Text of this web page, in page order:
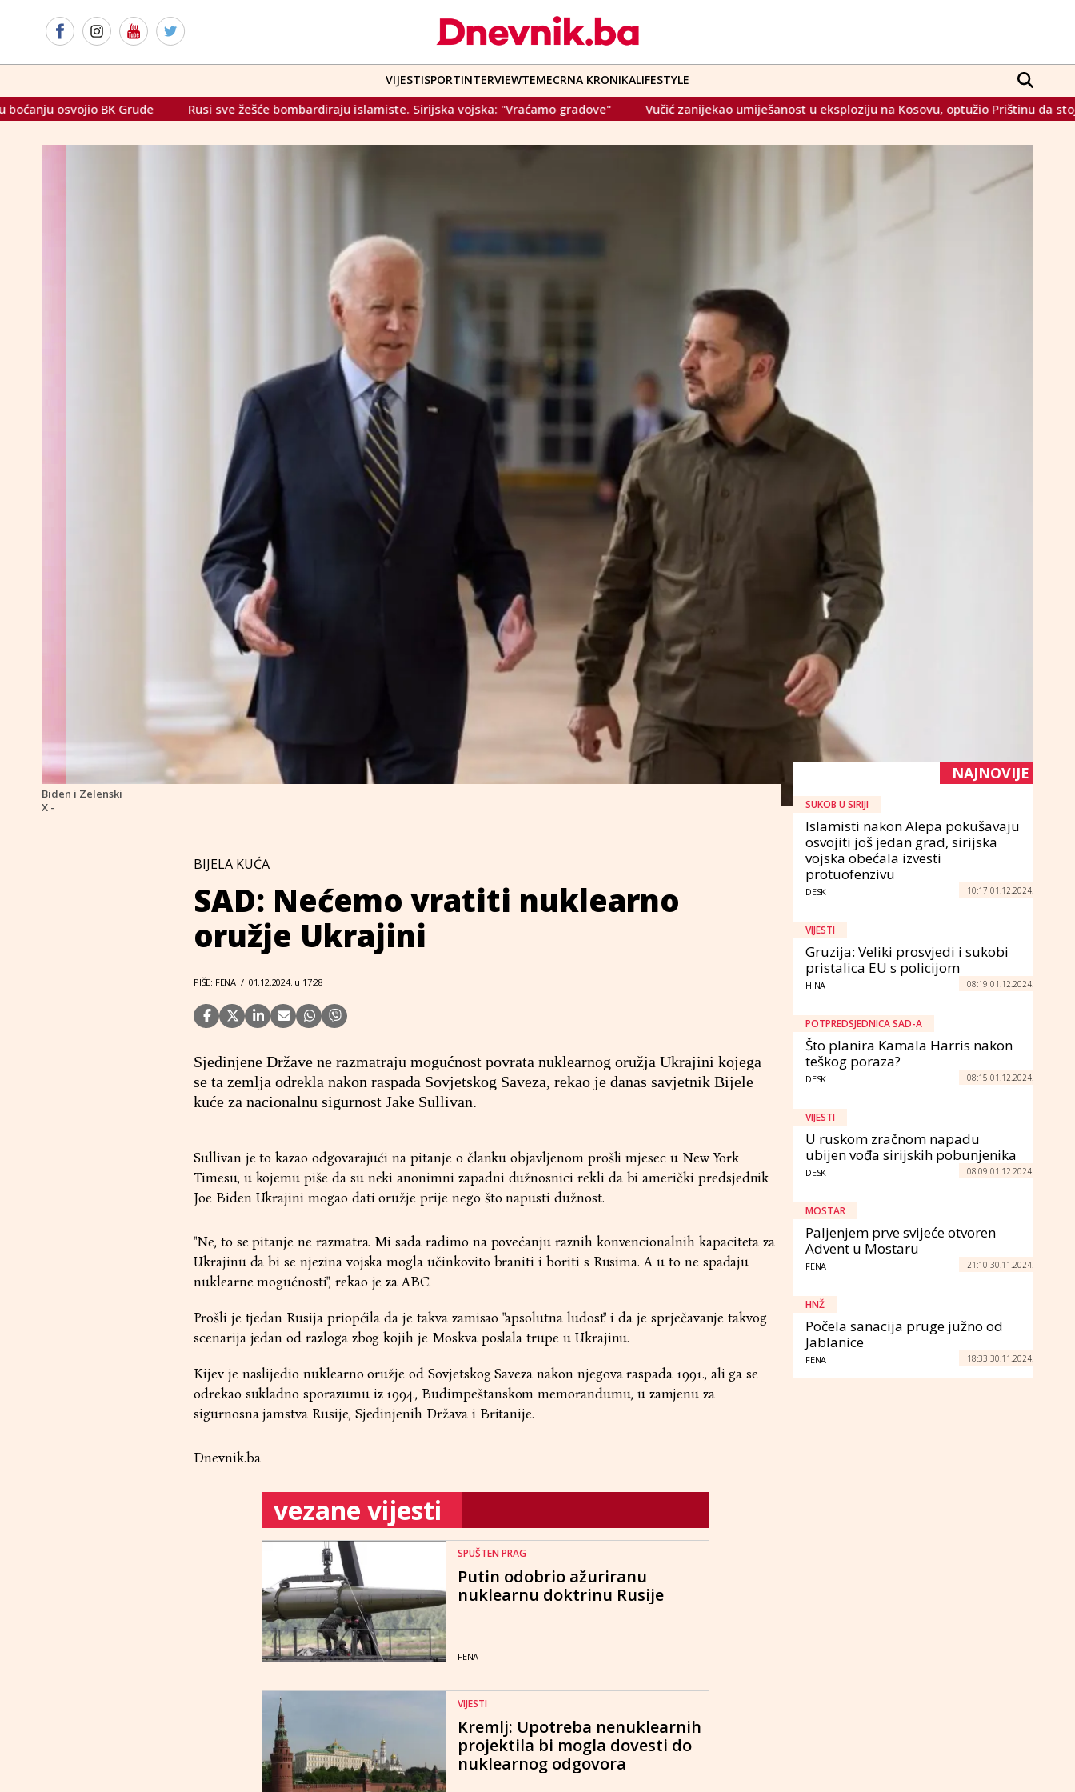
VIJESTISPORTINTERVIEWTEMECRNA KRONIKALIFESTYLE
Grude Rusi sve žešće bombardiraju islamiste. Sirijska vojska: "Vraćamo gradove" Vučić zanijekao umiješanost u eksploziju na Kosovu, optužio Prištinu da stoji iza napada
Biden i Zelenski
X -
BIJELA KUĆA
SAD: Nećemo vratiti nuklearno
oružje Ukrajini
PIŠE: FENA / 01.12.2024. u 17:28
Sjedinjene Države ne razmatraju mogućnost povrata nuklearnog oružja Ukrajini kojega
se ta zemlja odrekla nakon raspada Sovjetskog Saveza, rekao je danas savjetnik Bijele
kuće za nacionalnu sigurnost Jake Sullivan.
Sullivan je to kazao odgovarajući na pitanje o članku objavljenom prošli mjesec u New York
Timesu, u kojemu piše da su neki anonimni zapadni dužnosnici rekli da bi američki predsjednik
Joe Biden Ukrajini mogao dati oružje prije nego što napusti dužnost.
"Ne, to se pitanje ne razmatra. Mi sada radimo na povećanju raznih konvencionalnih kapaciteta za
Ukrajinu da bi se njezina vojska mogla učinkovito braniti i boriti s Rusima. A u to ne spadaju
nuklearne mogućnosti", rekao je za ABC.
Prošli je tjedan Rusija priopćila da je takva zamisao "apsolutna ludost" i da je sprječavanje takvog
scenarija jedan od razloga zbog kojih je Moskva poslala trupe u Ukrajinu.
Kijev je naslijedio nuklearno oružje od Sovjetskog Saveza nakon njegova raspada 1991., ali ga se
odrekao sukladno sporazumu iz 1994., Budimpeštanskom memorandumu, u zamjenu za
sigurnosna jamstva Rusije, Sjedinjenih Država i Britanije.
Dnevnik.ba
vezane vijesti
SPUŠTEN PRAG
Putin odobrio ažuriranu
nuklearnu doktrinu Rusije
FENA
VIJESTI
Kremlj: Upotreba nenuklearnih
projektila bi mogla dovesti do
nuklearnog odgovora
NAJNOVIJE
SUKOB U SIRIJI
Islamisti nakon Alepa pokušavaju
osvojiti još jedan grad, sirijska
vojska obećala izvesti
protuofenzivu
DESK 10:17 01.12.2024.
VIJESTI
Gruzija: Veliki prosvjedi i sukobi
pristalica EU s policijom
HINA 08:19 01.12.2024.
POTPREDSJEDNICA SAD-A
Što planira Kamala Harris nakon
teškog poraza?
DESK 08:15 01.12.2024.
VIJESTI
U ruskom zračnom napadu
ubijen vođa sirijskih pobunjenika
DESK 08:09 01.12.2024.
MOSTAR
Paljenjem prve svijeće otvoren
Advent u Mostaru
FENA 21:10 30.11.2024.
HNŽ
Počela sanacija pruge južno od
Jablanice
FENA 18:33 30.11.2024.